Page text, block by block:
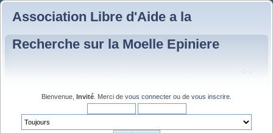
Association Libre d'Aide a la
Recherche sur la Moelle Epiniere
Bienvenue, Invité . Merci de vous connecter ou de vous inscrire